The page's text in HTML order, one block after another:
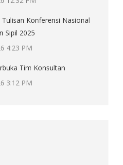
Tulisan Konferensi Nasional
Sipil 2025
4:23 PM
Tim Konsultan
3:12 PM